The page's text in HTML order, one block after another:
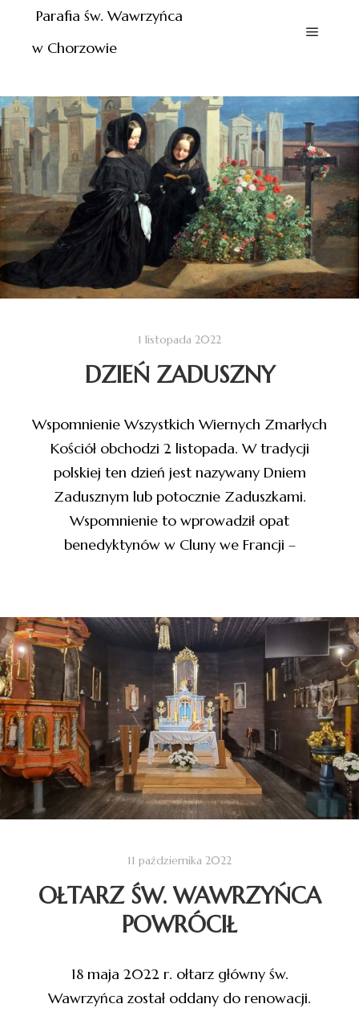
Parafia św. Wawrzyńca
w Chorzowie
1 listopada 2022
DZIEŃ ZADUSZNY
Wspomnienie Wszystkich Wiernych Zmarłych
Kościół obchodzi 2 listopada. W tradycji
polskiej ten dzień jest nazywany Dniem
Zadusznym lub potocznie Zaduszkami.
Wspomnienie to wprowadził opat
benedyktynów w Cluny we Francji –
11 października 2022
OŁTARZ ŚW. WAWRZYŃCA
POWRÓCIŁ
18 maja 2022 r. ołtarz główny św.
Wawrzyńca został oddany do renowacji.